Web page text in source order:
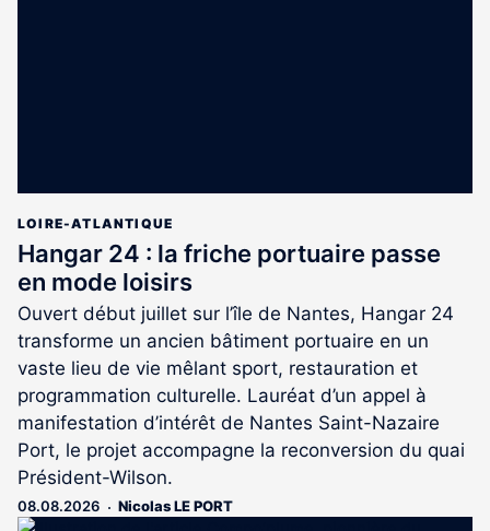
LOIRE-ATLANTIQUE
Hangar 24 : la friche portuaire passe
en mode loisirs
Ouvert début juillet sur l’île de Nantes, Hangar 24
transforme un ancien bâtiment portuaire en un
vaste lieu de vie mêlant sport, restauration et
programmation culturelle. Lauréat d’un appel à
manifestation d’intérêt de Nantes Saint-Nazaire
Port, le projet accompagne la reconversion du quai
Président-Wilson.
08.08.2026 Nicolas LE PORT